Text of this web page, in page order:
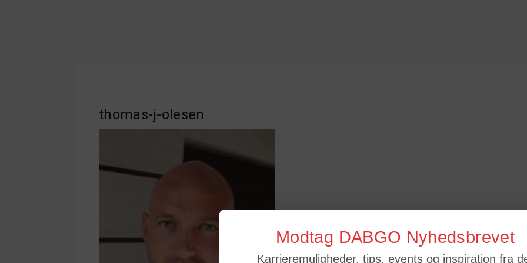
thomas-j-olesen
Modtag DABGO Nyhedsbrevet
Karrieremuligheder, tips, events og inspiration fra